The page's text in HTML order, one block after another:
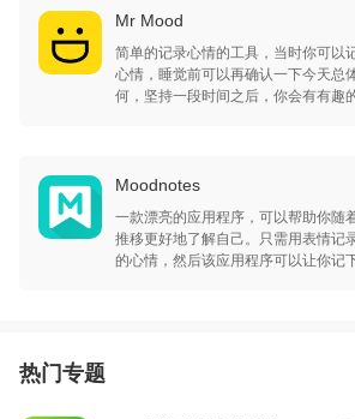
理事情的效果，当然如果能有医生的
Mr Mood
简单的记录心情的工具，当时你可以
心情，睡觉前可以再确认一下今天总
何，坚持一段时间之后，你会有有趣
Moodnotes
一款漂亮的应用程序，可以帮助你随
推移更好地了解自己。只需用表情记
的心情，然后该应用程序可以让你记
热门专题